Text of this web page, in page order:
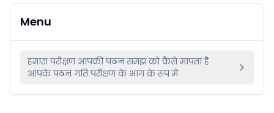
Menu
हमारा परीक्षण आपकी पठन समझ को कैसे मापता है
आपके पठन गति परीक्षण के भाग के रूप में